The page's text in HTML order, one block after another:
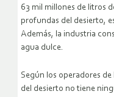
63 mil millones de litros
profundas del desierto,
Además, la industria
agua dulce.
Según los operadores
del desierto no tiene